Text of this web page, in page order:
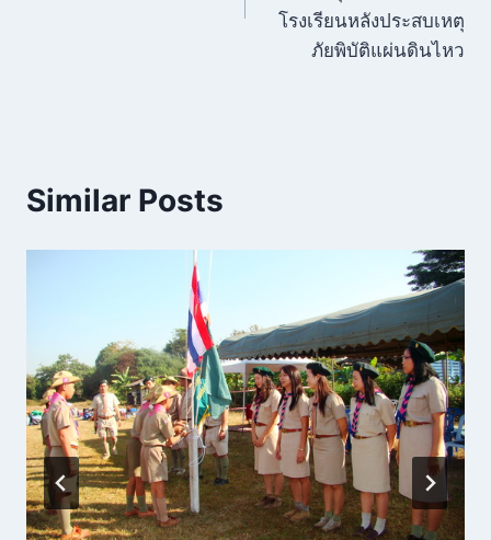
โรงเรียนหลังประสบเหตุ
ภัยพิบัติแผ่นดินไหว
Similar Posts